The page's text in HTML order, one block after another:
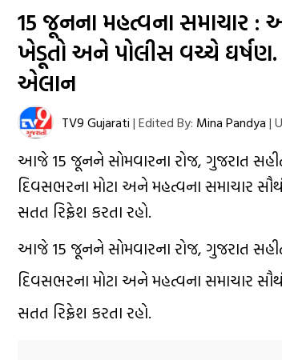
15 જૂનના મહત્વના સમાચાર :
ખેડૂતો અને પોલીસ વચ્ચે ઘર્ષણ.
એલાન
TV9 Gujarati | Edited By: Mina Pandya |
આજે 15 જૂનને સોમવારના રોજ, ગુજરાત
દિવસભરના મોટા અને મહત્વના સમાચાર
સતત રિફ્રેશ કરતા રહો.
આજે 15 જૂનને સોમવારના રોજ, ગુજરાત
દિવસભરના મોટા અને મહત્વના સમાચાર
સતત રિફ્રેશ કરતા રહો.